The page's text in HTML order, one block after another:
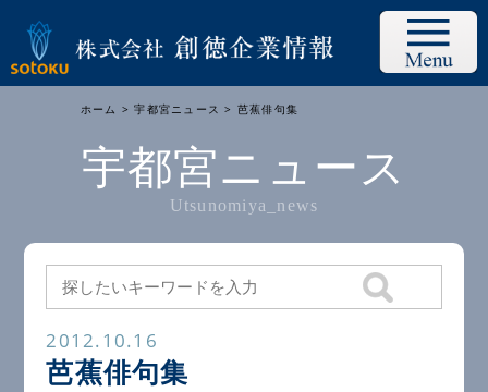
ホーム >宇都宮ニュース > 芭蕉俳句集
宇都宮ニュース
Utsunomiya_news
2012.10.16
芭蕉俳句集